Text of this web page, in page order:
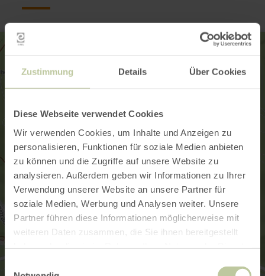
Zustimmung Details Über Cookies
Diese Webseite verwendet Cookies
Wir verwenden Cookies, um Inhalte und Anzeigen zu
personalisieren, Funktionen für soziale Medien anbieten
zu können und die Zugriffe auf unsere Website zu
analysieren. Außerdem geben wir Informationen zu Ihrer
Verwendung unserer Website an unsere Partner für
soziale Medien, Werbung und Analysen weiter. Unsere
Partner führen diese Informationen möglicherweise mit
weiteren Daten zusammen, die Sie ihnen bereitgestellt